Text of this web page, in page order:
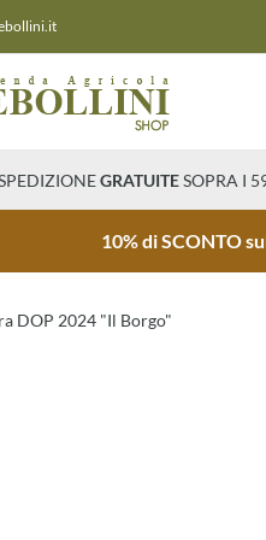
GRATUITESOPRA I
10% di SCONTO